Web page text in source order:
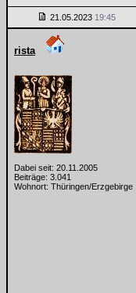
21.05.2023 19:45
rista
Dabei seit: 20.11.2005
Beiträge: 3.041
Wohnort: Thüringen/Erzgebirge